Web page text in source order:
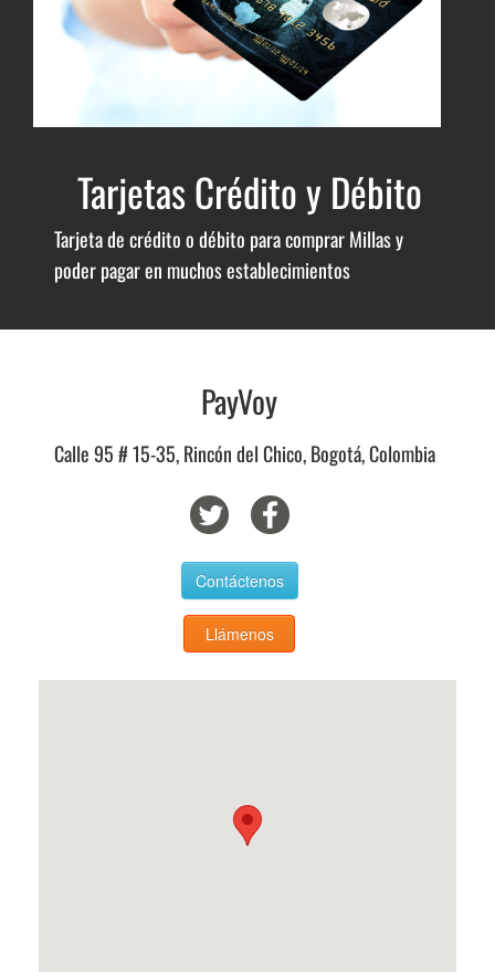
Tarjetas Crédito y Débito
Tarjeta de crédito o débito para comprar Millas y
poder pagar en muchos establecimientos
PayVoy
Calle 95 # 15-35, Rincón del Chico, Bogotá, Colombia
Contáctenos
Llámenos